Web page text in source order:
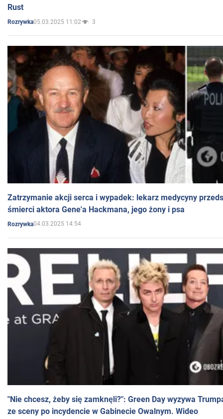
Rust
Rozrywka05.03.2025 11:02 3
Zatrzymanie akcji serca i wypadek: lekarz medycyny
śmierci aktora Gene'a Hackmana, jego żony i psa
Rozrywka04.03.2025 14:54
"Nie chcesz, żeby się zamknęli?": Green Day wyzywa
ze sceny po incydencie w Gabinecie Owalnym. Wideo